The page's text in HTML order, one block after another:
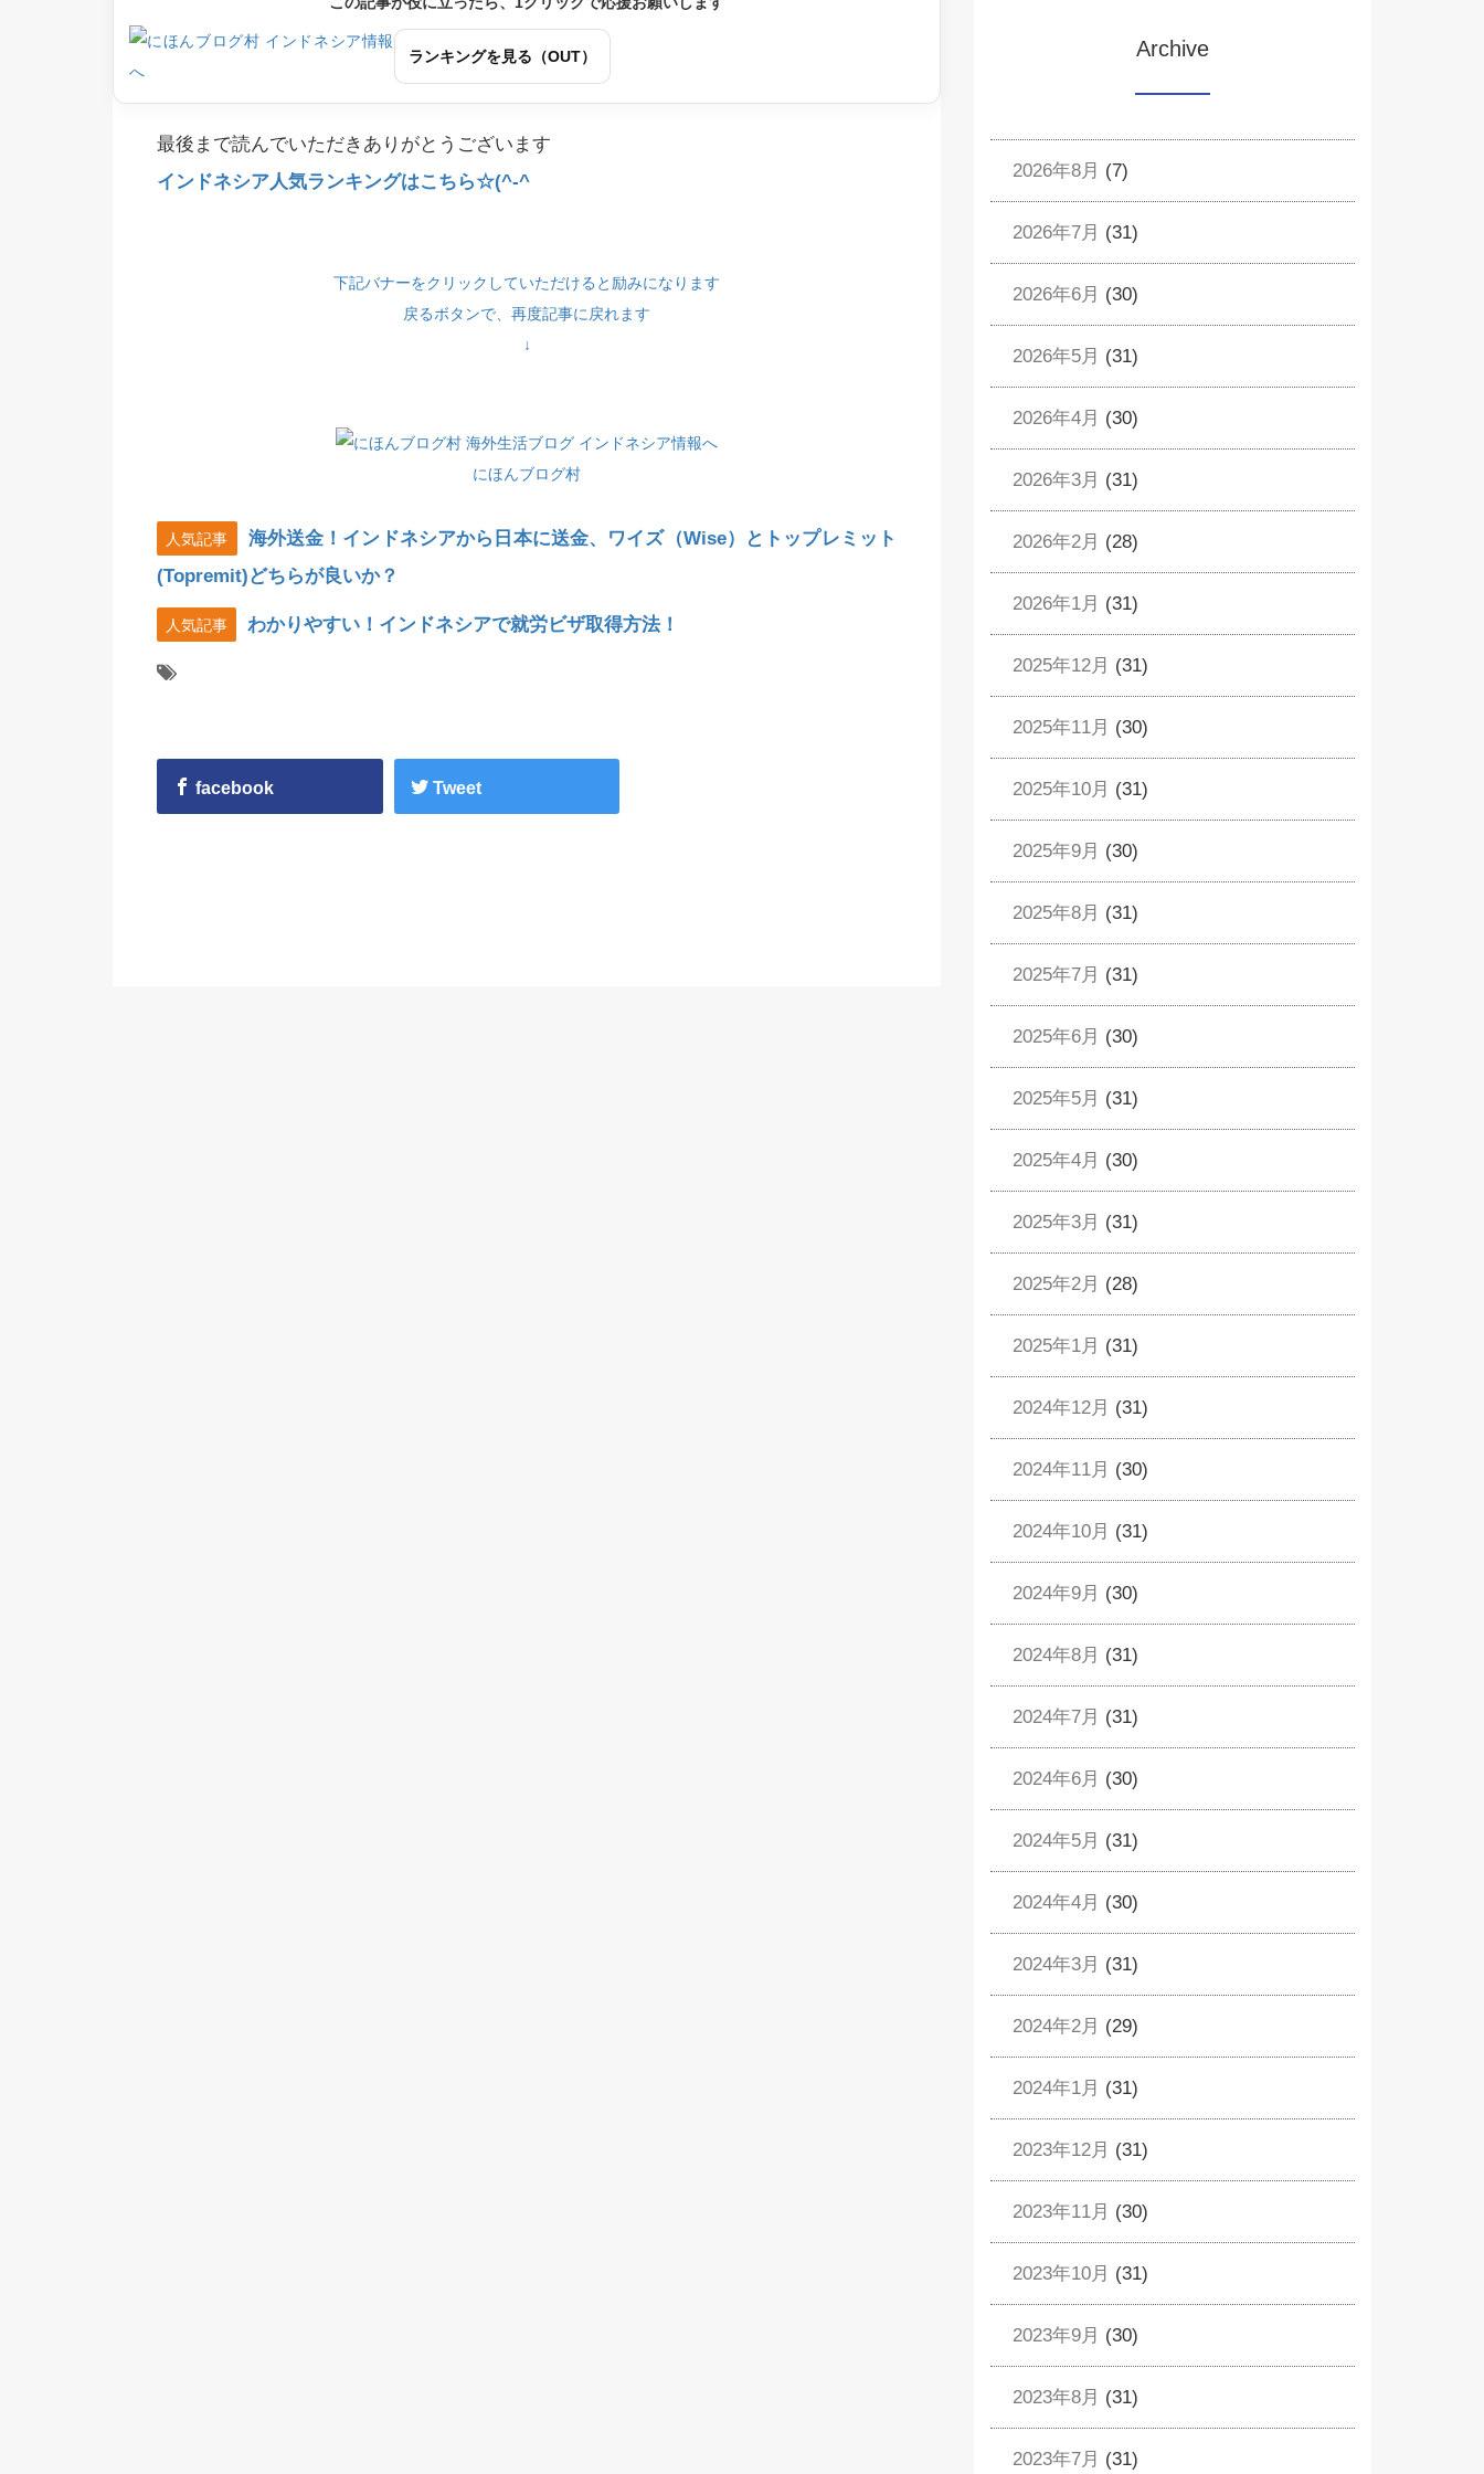
ランキングを見る（OUT）
最後まで読んでいただきありがとうございます
インドネシア人気ランキングはこちら☆(^-^
下記バナーをクリックしていただけると励みになります
戻るボタンで、再度記事に戻れます
↓
にほんブログ村
人気記事
海外送金！インドネシアから日本に送金、ワイズ（Wise）とトップレミット
(Topremit)どちらが良いか？
人気記事 わかりやすい！インドネシアで就労ビザ取得方法！
facebook Tweet
Archive
2026年8月 (7)
2026年7月 (31)
2026年6月 (30)
2026年5月 (31)
2026年4月 (30)
2026年3月 (31)
2026年2月 (28)
2026年1月 (31)
2025年12月 (31)
2025年11月 (30)
2025年10月 (31)
2025年9月 (30)
2025年8月 (31)
2025年7月 (31)
2025年6月 (30)
2025年5月 (31)
2025年4月 (30)
2025年3月 (31)
2025年2月 (28)
2025年1月 (31)
2024年12月 (31)
2024年11月 (30)
2024年10月 (31)
2024年9月 (30)
2024年8月 (31)
2024年7月 (31)
2024年6月 (30)
2024年5月 (31)
2024年4月 (30)
2024年3月 (31)
2024年2月 (29)
2024年1月 (31)
2023年12月 (31)
2023年11月 (30)
2023年10月 (31)
2023年9月 (30)
2023年8月 (31)
2023年7月 (31)